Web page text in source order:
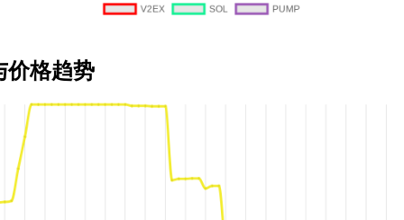
格趋势